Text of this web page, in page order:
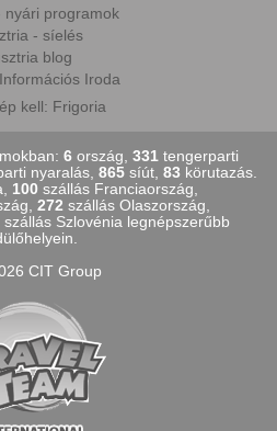
nyári programok
- síelés
blog
Iroda
kell: Frigoria
6ország, 331tengerparti
nyaralás, 865 síút, 83 körutazás.
100 szállás Franciaország,
272 szállás Olaszország,
szállás Szlovénia legnépszerűbb
CIT Group